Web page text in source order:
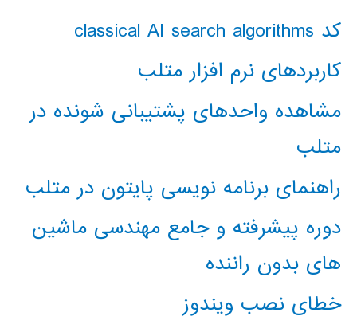
کد classical AI search algorithms
کاربردهای نرم افزار متلب
مشاهده واحدهای پشتیبانی شونده در
متلب
راهنمای برنامه نویسی پایتون در متلب
دوره پیشرفته و جامع مهندسی ماشین
های بدون راننده
خطای نصب ویندوز